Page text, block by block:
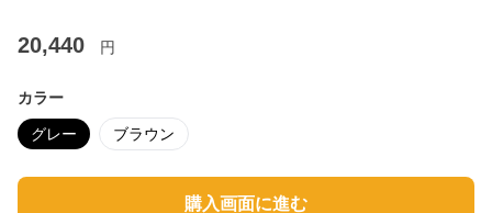
20,440 円
カラー
グレー ブラウン
購入画面に進む